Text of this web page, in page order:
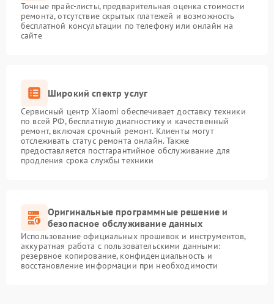
Точные прайс-листы, предварительная оценка стоимости
ремонта, отсутствие скрытых платежей и возможность
бесплатной консультации по телефону или онлайн на
сайте
Широкий спектр услуг
Сервисный центр Xiaomi обеспечивает доставку техники
по всей РФ, бесплатную диагностику и качественный
ремонт, включая срочный ремонт. Клиенты могут
отслеживать статус ремонта онлайн. Также
предоставляется постгарантийное обслуживание для
продления срока службы техники
Оригинальные программные решение и
безопасное обслуживание данных
Использование официальных прошивок и инструментов,
аккуратная работа с пользовательскими данными:
резервное копирование, конфиденциальность и
восстановление информации при необходимости